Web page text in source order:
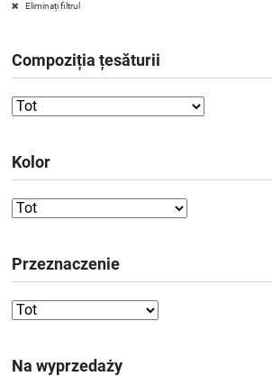
Eliminați filtrul
Compoziția țesăturii
Kolor
Przeznaczenie
Na wyprzedaży